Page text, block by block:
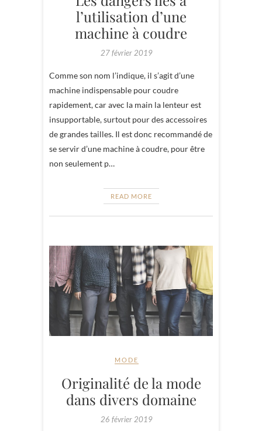
l’utilisation d’une
machine à coudre
27 février 2019
Comme son nom l’indique, il s’agit d’une
machine indispensable pour coudre
rapidement, car avec la main la lenteur est
insupportable, surtout pour des accessoires
de grandes tailles. Il est donc recommandé de
se servir d’une machine à coudre, pour être
non seulement p…
READ MORE
MODE
Originalité de la mode
dans divers domaine
26 février 2019